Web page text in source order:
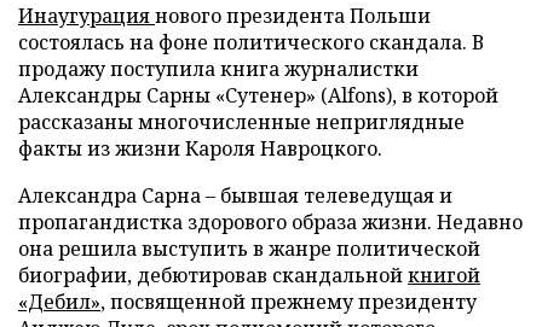
Инаугурациянового президента Польши
состоялась на фоне политического скандала. В
продажу поступила книга журналистки
Александры Сарны «Сутенер» (Alfons), в которой
рассказаны многочисленные неприглядные
факты из жизни Кароля Навроцкого.
Александра Сарна – бывшая телеведущая и
пропагандистка здорового образа жизни. Недавно
она решила выступить в жанре политической
биографии, дебютировав скандальнойкнигой
«Дебил», посвященной прежнему президенту